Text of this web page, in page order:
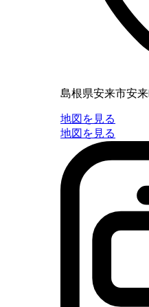
島根県安来市安
地図を見る
地図を見る